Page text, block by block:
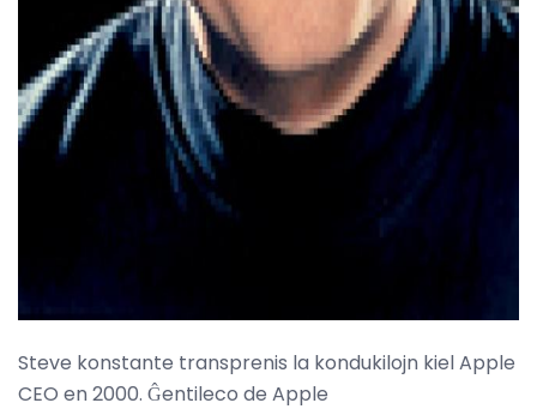
ad
Steve konstante transprenis la kondukilojn kiel Apple
CEO en 2000. Ĝentileco de Apple